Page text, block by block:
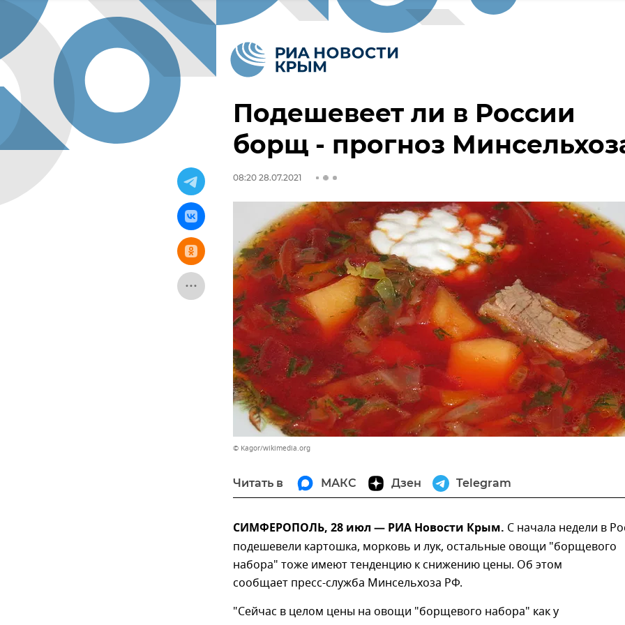
Подешевеет ли в России
борщ - прогноз
08:20 28.07.2021
© Kagor/wikimedia.org
Читать в МАКС Дзен Telegram
СИМФЕРОПОЛЬ, 28 июл — РИА Новости Крым. С начала недели в
подешевели картошка, морковь и лук, остальные овощи "борщевого
набора" тоже имеют тенденцию к снижению цены. Об этом
сообщает пресс-служба Минсельхоза РФ.
"Сейчас в целом цены на овощи "борщевого набора" как у